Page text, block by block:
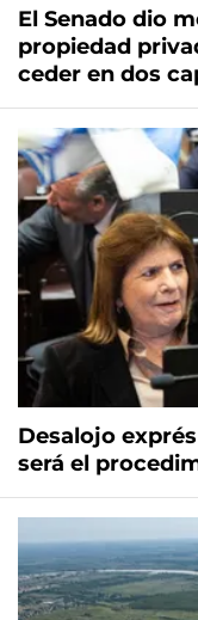
El Senado dio
propiedad
ceder en dos
Desalojo
será el